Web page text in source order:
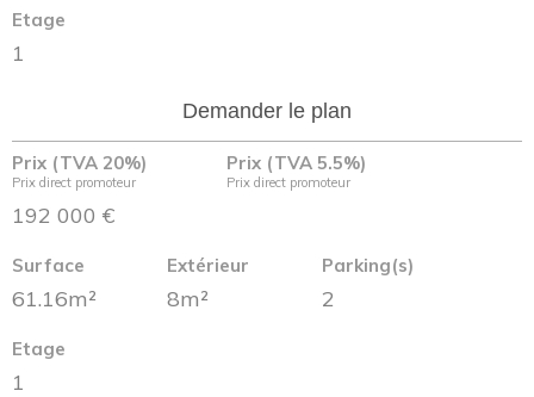
Etage
1
Demander le plan
Prix (TVA 20%)
Prix direct promoteur
192 000 €
Prix (TVA 5.5%)
Prix direct promoteur
Surface
61.16m²
Extérieur
8m²
Parking(s)
2
Etage
1